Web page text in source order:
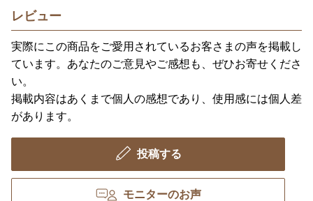
レビュー
実際にこの商品をご愛用されているお客さまの声を掲載し
ています。あなたのご意見やご感想も、ぜひお寄せくださ
い。
掲載内容はあくまで個人の感想であり、使用感には個人差
があります。
投稿する
モニターのお声